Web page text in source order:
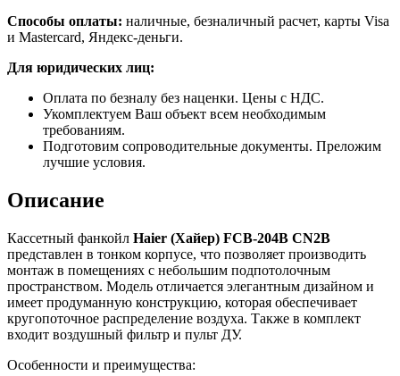
Способы оплаты: наличные, безналичный расчет, карты Visa
и Mastercard, Яндекс-деньги.
Для юридических лиц:
Оплата по безналу без наценки. Цены с НДС.
Укомплектуем Ваш объект всем необходимым
требованиям.
Подготовим сопроводительные документы. Преложим
лучшие условия.
Описание
Кассетный фанкойл Haier (Хайер) FCB-204B CN2B
представлен в тонком корпусе, что позволяет производить
монтаж в помещениях с небольшим подпотолочным
пространством. Модель отличается элегантным дизайном и
имеет продуманную конструкцию, которая обеспечивает
кругопоточное распределение воздуха. Также в комплект
входит воздушный фильтр и пульт ДУ.
Особенности и преимущества: